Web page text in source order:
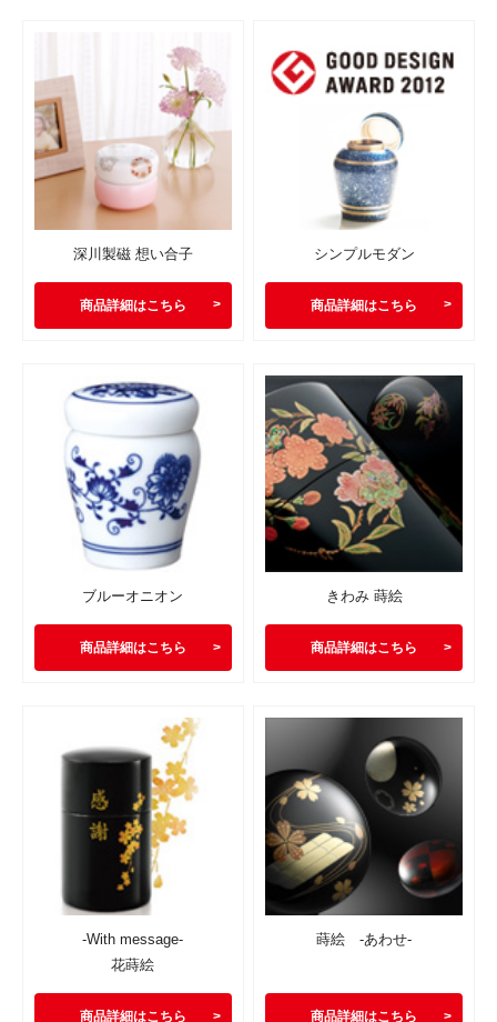
深川製磁 想い合子
商品詳細はこちら
シンプルモダン
商品詳細はこちら
ブルーオニオン
商品詳細はこちら
きわみ 蒔絵
商品詳細はこちら
-With message-
花蒔絵
商品詳細はこちら
蒔絵 -あわせ-
商品詳細はこちら